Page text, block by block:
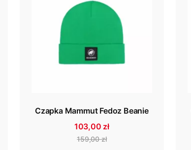
Czapka Mammut Fedoz Beanie
103,00 zł
159,00 zł